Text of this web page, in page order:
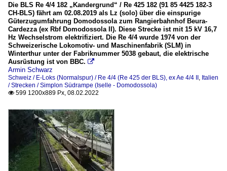
Die BLS Re 4/4 182 „Kandergrund“ / Re 425 182 (91 85 4425 182-3
CH-BLS) fährt am 02.08.2019 als Lz (solo) über die einspurige
Güterzugumfahrung Domodossola zum Rangierbahnhof Beura-
Cardezza (ex Rbf Domodossola II). Diese Strecke ist mit 15 kV 16,7
Hz Wechselstrom elektrifiziert. Die Re 4/4 wurde 1974 von der
Schweizerische Lokomotiv- und Maschinenfabrik (SLM) in
Winterthur unter der Fabriknummer 5038 gebaut, die elektrische
Ausrüstung ist von BBC. 
Armin Schwarz
Schweiz / E-Loks (Normalspur) / Re 4/4 (Re 425 der BLS), ex Ae 4/4 II Italien
/ Strecken / Simplon Südrampe (Iselle - Domodossola)
 599 1200x889 Px, 08.02.2022